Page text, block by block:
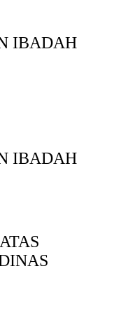
IBADAH
IBADAH